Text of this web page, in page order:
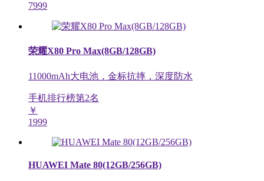
7999
荣耀X80 Pro Max(8GB/128GB)
11000mAh大电池，金标抗摔，深度防水
手机排行榜第2名
￥
1999
HUAWEI Mate 80(12GB/256GB)